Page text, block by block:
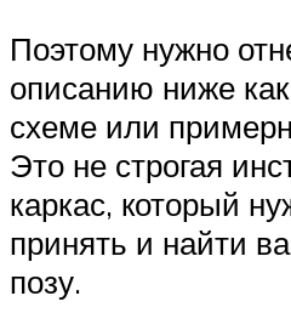
Поэтому нужно
описанию ниже
схеме или
Это не строгая
каркас, который
принять и найти
позу.